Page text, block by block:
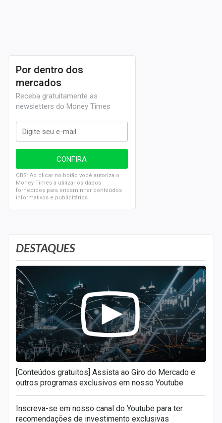
DESTAQUES
[Conteúdos gratuitos] Assista ao Giro do Mercado e
outros programas exclusivos em nosso Youtube
Inscreva-se em nosso canal do Youtube para ter
recomendações de investimento exclusivas
Por dentro dos
mercados
Receba gratuitamente as
newsletters do Money Times
OBS: Ao clicar no botão você autoriza o
Money Times a utilizar os dados
fornecidos para encaminhar conteúdos
informativos e publicitários.